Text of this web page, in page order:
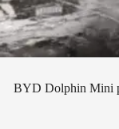
BYD Dolphin Mini